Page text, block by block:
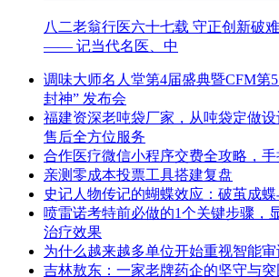
八二老翁行医六十七载 守正创新破
—— 记当代名医、中
调味大师名人堂第4届盛典暨CFM第
封神” 发布会
福建资深老吨袋厂家，从吨袋定做设
售后全方位服务
合作医疗微信小程序交费全攻略，
亲测零成本投票工具搭建复盘
史记人物传记的蝴蝶效应：破茧成
喷雷诺考特前必做的1个关键步骤，
治疗效果
为什么越来越多单位开始重视智能
吉林敖东：一家老牌药企的坚守与突